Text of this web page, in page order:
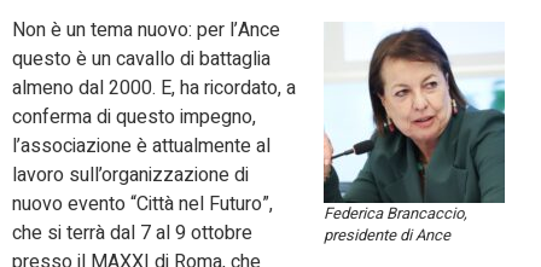
Federica Brancaccio,
presidente di Ance
Non è un tema nuovo: per l’Ance
questo è un cavallo di battaglia
almeno dal 2000. E, ha ricordato, a
conferma di questo impegno,
l’associazione è attualmente al
lavoro sull’organizzazione di
nuovo evento “Città nel Futuro”,
che si terrà dal 7 al 9 ottobre